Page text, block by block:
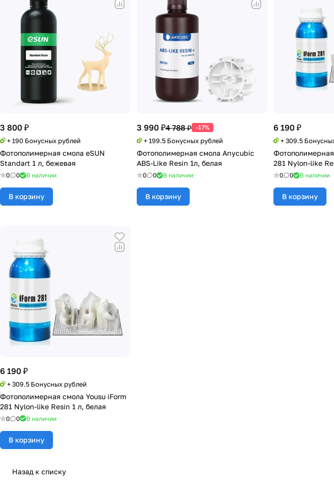
3 800 ₽
+ 190 Бонусных рублей
Фотополимерная смола eSUN
Standart 1 л, бежевая
0 0 В наличии
В корзину
3 990 ₽4 788 ₽ -17%
+ 199.5 Бонусных рублей
Фотополимерная смола Anycubic
ABS-Like Resin 1л, белая
0 0 В наличии
В корзину
6 190 ₽
+ 309.5
281 Nylon-like
0 0 В наличии
В корзину
6 190 ₽
+ 309.5 Бонусных рублей
Фотополимерная смола Yousu iForm
281 Nylon-like Resin 1 л, белая
0 0 В наличии
В корзину
Назад к списку